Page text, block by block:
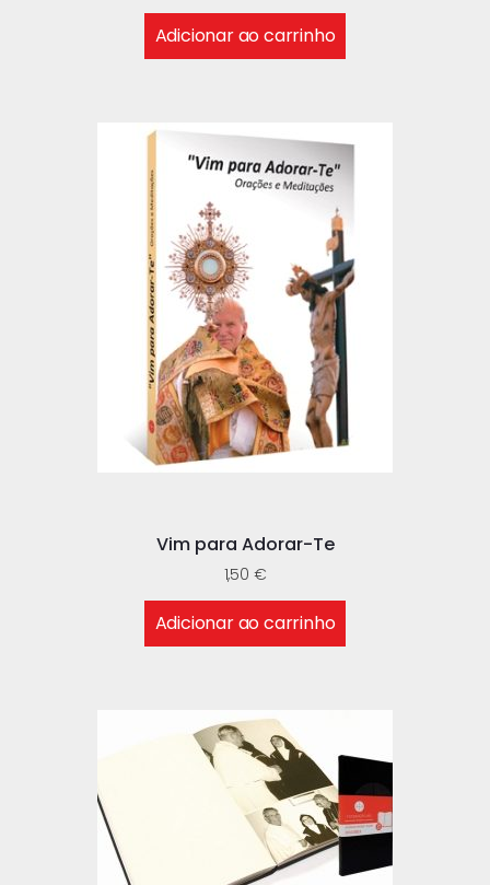
Adicionar ao carrinho
Vim para Adorar-Te
1,50 €
Adicionar ao carrinho